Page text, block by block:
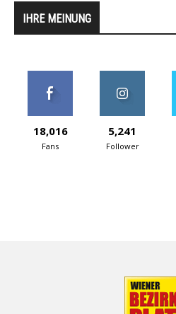
IHRE MEINUNG
18,016
Fans
5,241
Follower